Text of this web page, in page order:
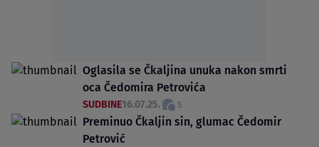
Oglasila se Čkaljina unuka nakon smrti
oca Čedomira Petrovića
SUDBINE16.07.25. 5
Preminuo Čkaljin sin, glumac Čedomir
Petrović